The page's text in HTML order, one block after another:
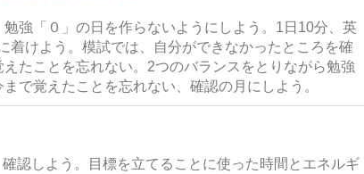
強「０」の日を作らないようにしよう。1日10分、英
着けよう。模試では、自分ができなかったところを確
たことを忘れない。2つのバランスをとりながら勉強
で覚えたことを忘れない、確認の月にしよう。
認しよう。目標を立てることに使った時間とエネルギ